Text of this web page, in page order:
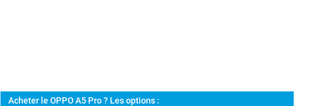
Acheter le OPPO A5 Pro ? Les options :